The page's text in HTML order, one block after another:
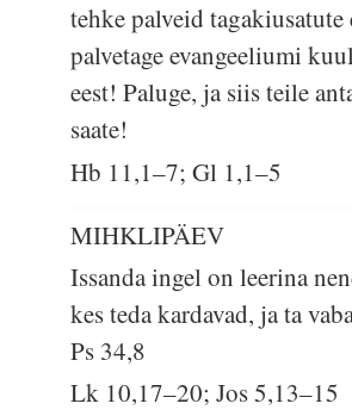
tehke palveid tagakiusatute
palvetage evangeeliumi
eest! Paluge, ja siis teile
saate!
Hb 11,1–7; Gl 1,1–5
MIHKLIPÄEV
Issanda ingel on leerina
kes teda kardavad, ja ta
Ps 34,8
Lk 10,17–20; Jos 5,13–15